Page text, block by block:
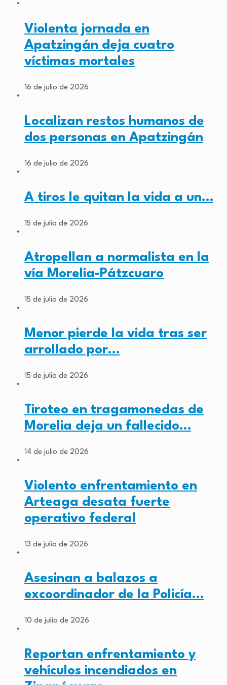
Violenta jornada en
Apatzingán deja cuatro
víctimas mortales
16 de julio de 2026
Localizan restos humanos de
dos personas en Apatzingán
16 de julio de 2026
A tiros le quitan la vida a un…
15 de julio de 2026
Atropellan a normalista en la
vía Morelia-Pátzcuaro
15 de julio de 2026
Menor pierde la vida tras ser
arrollado por…
15 de julio de 2026
Tiroteo en tragamonedas de
Morelia deja un fallecido…
14 de julio de 2026
Violento enfrentamiento en
Arteaga desata fuerte
operativo federal
13 de julio de 2026
Asesinan a balazos a
excoordinador de la Policía…
10 de julio de 2026
Reportan enfrentamiento y
vehículos incendiados en